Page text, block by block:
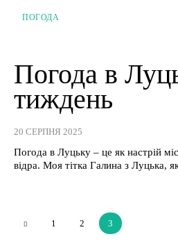
ПОГОДА
Погода в
тиждень
20 СЕРПНЯ 2025
Погода в Луцьку – це як настрій
відра. Моя тітка Галина з Луцька,
1 2 3